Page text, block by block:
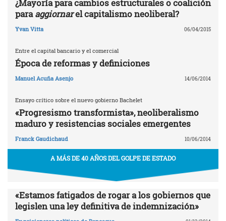
¿Mayoría para cambios estructurales o coalición
paraaggiornarel capitalismo neoliberal?
Yvan Vitta 06/04/2015
Entre el capital bancario y el comercial
Época de reformas y definiciones
Manuel Acuña Asenjo 14/06/2014
Ensayo crítico sobre el nuevo gobierno Bachelet
«Progresismo transformista», neoliberalismo
maduro y resistencias sociales emergentes
Franck Gaudichaud 10/06/2014
A MÁS DE 40 AÑOS DEL GOLPE DE ESTADO
«Estamos fatigados de rogar a los gobiernos que
legislen una ley definitiva de indemnización»